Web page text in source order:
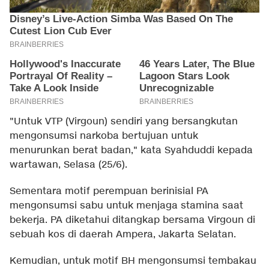
"Untuk VTP (Virgoun) sendiri yang bersangkutan
mengonsumsi narkoba bertujuan untuk
menurunkan berat badan," kata Syahduddi kepada
wartawan, Selasa (25/6).
Sementara motif perempuan berinisial PA
mengonsumsi sabu untuk menjaga stamina saat
bekerja. PA diketahui ditangkap bersama Virgoun di
sebuah kos di daerah Ampera, Jakarta Selatan.
Kemudian, untuk motif BH mengonsumsi tembakau